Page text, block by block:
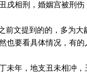
相刑，婚姻宫被刑
文提到的的，多为
要看具体情况，有
年，地支丑未相冲，